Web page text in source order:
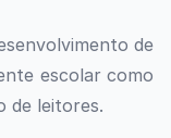
de
escolar como
de leitores.